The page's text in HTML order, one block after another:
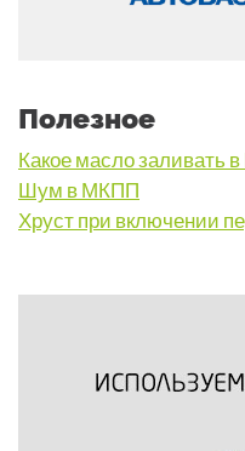
Полезное
Какое масло заливать
Шум в МКПП
Хруст при включении